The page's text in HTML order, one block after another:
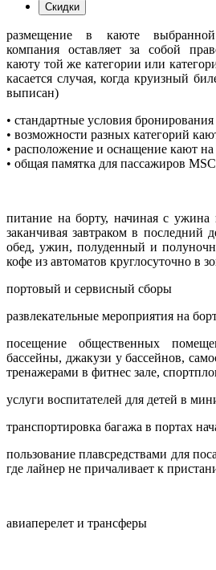
Скидки
размещение в каюте выбранной
компания оставляет за собой
каюту той же категории или
касается случая, когда круизный
выписан)
• стандартные условия бронирования
• возможности разных категорий
• расположение и оснащение кают на
• общая памятка для пассажиров
питание на борту, начиная с
заканчивая завтраком в последний
обед, ужин, полуденный и
кофе из автоматов круглосуточно в
портовый и сервисный сборы
развлекательные мероприятия на
посещение общественных
бассейны, джакузи у бассейнов,
тренажерами в фитнес зале,
услуги воспитателей для детей в
транспортировка багажа в портах
пользование плавсредствами для
где лайнер не причаливает к
авиаперелет и трансферы